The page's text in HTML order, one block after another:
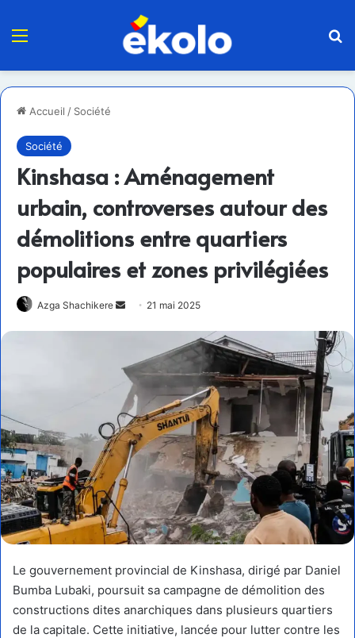
Menu
Accueil / Société
Société
Kinshasa : Aménagement
urbain, controverses autour des
démolitions entre quartiers
populaires et zones privilégiées
Azga Shachikere
Envoyer21 mai 2025
Le gouvernement provincial de Kinshasa, dirigé par Daniel
Bumba Lubaki, poursuit sa campagne de démolition des
constructions dites anarchiques dans plusieurs quartiers
de la capitale. Cette initiative, lancée pour lutter contre les